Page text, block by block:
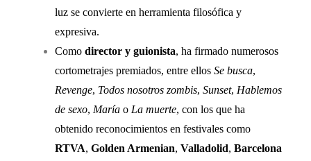
luz se convierte en herramienta filosófica y
expresiva.
Como director y guionista, ha firmado numerosos
cortometrajes premiados, entre ellos Se busca,
Revenge, Todos nosotros zombis, Sunset, Hablemos
de sexo, María o La muerte, con los que ha
obtenido reconocimientos en festivales como
RTVA, Golden Armenian, Valladolid, Barcelona